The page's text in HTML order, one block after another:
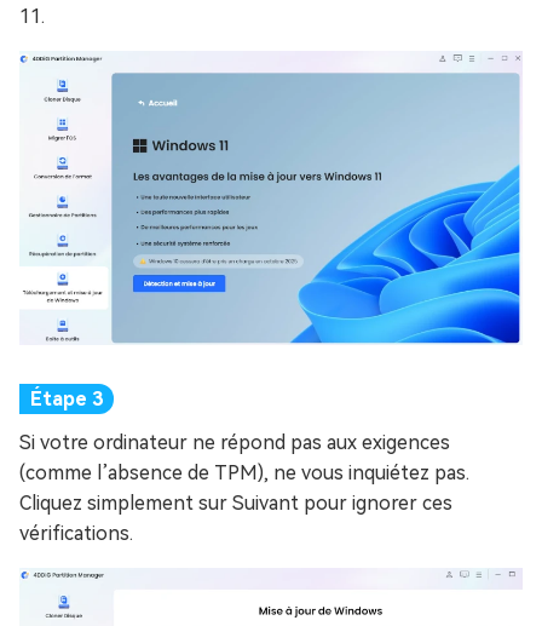
11.
Si votre ordinateur ne répond pas aux exigences
(comme l’absence de TPM), ne vous inquiétez pas.
Cliquez simplement sur Suivant pour ignorer ces
vérifications.